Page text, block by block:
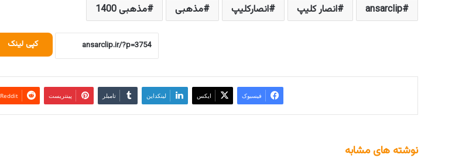
ansarclip انصار کلیپ انصارکلیپ مذهبی مذهبی 1400
کپی لینک
فیسبوک ایکس لینکداین تامبلر پینتریست Reddit
نوشته های مشابه